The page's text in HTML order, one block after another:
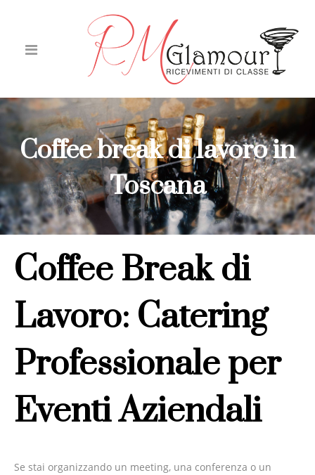
Coffee break di lavoro in
Toscana
Coffee Break di
Lavoro: Catering
Professionale per
Eventi Aziendali
Se stai organizzando un meeting, una conferenza o un